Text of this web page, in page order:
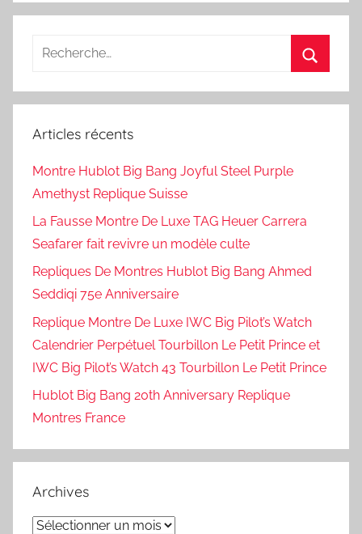
Recherche
:
Articles récents
Montre Hublot Big Bang Joyful Steel Purple
Amethyst Replique Suisse
La Fausse Montre De Luxe TAG Heuer Carrera
Seafarer fait revivre un modèle culte
Repliques De Montres Hublot Big Bang Ahmed
Seddiqi 75e Anniversaire
Replique Montre De Luxe IWC Big Pilot’s Watch
Calendrier Perpétuel Tourbillon Le Petit Prince et
IWC Big Pilot’s Watch 43 Tourbillon Le Petit Prince
Hublot Big Bang 20th Anniversary Replique
Montres France
Archives
Archives